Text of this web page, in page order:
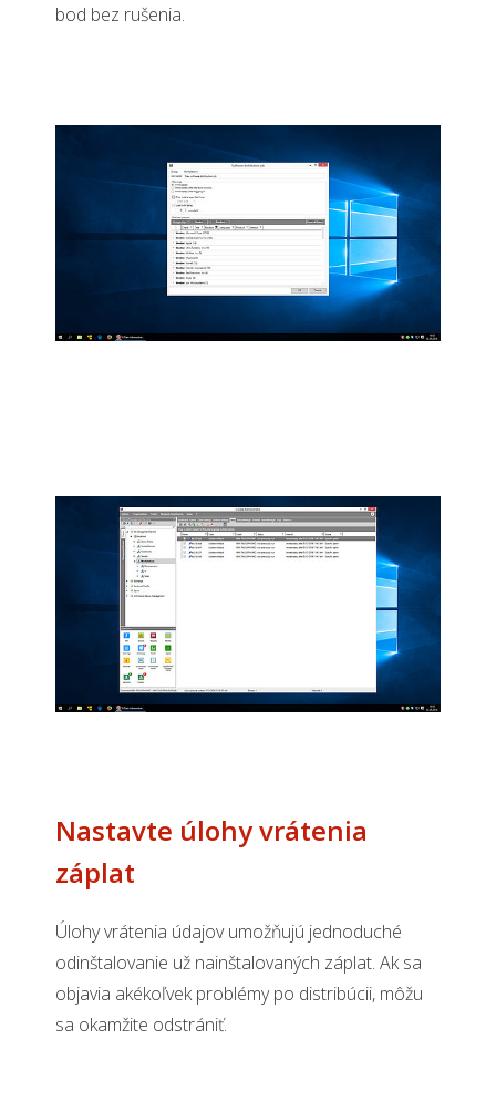
bod bez rušenia.
Nastavte úlohy vrátenia
záplat
Úlohy vrátenia údajov umožňujú jednoduché
odinštalovanie už nainštalovaných záplat. Ak sa
objavia akékoľvek problémy po distribúcii, môžu
sa okamžite odstrániť.